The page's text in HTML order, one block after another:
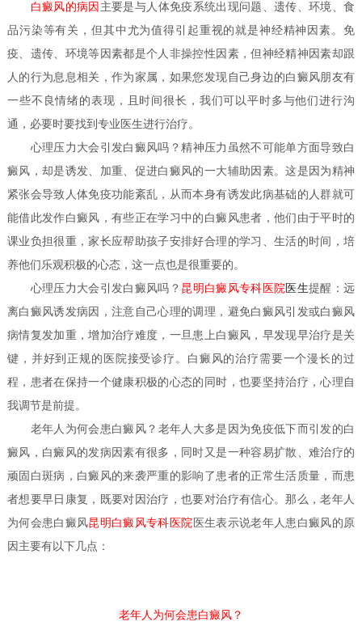
白癜风的病因 主要是与人体免疫系统出现问题、遗传、环境、食
品污染等有关，但其中尤为值得引起重视的就是神经精神因素。免
疫、遗传、环境等因素都是个人非操控性因素，但神经精神因素却跟
人的行为息息相关，作为家属，如果您发现自己身边的白癜风朋友有
一些不良情绪的表现，且时间很长，我们可以平时多与他们进行沟
通，必要时要找到专业医生进行治疗。
心理压力大会引发白癜风吗？精神压力虽然不可能单方面导致白
癜风，却是诱发、加重、促进白癜风的一大辅助因素。这是因为精神
紧张会导致人体免疫功能紊乱，从而本身有诱发此病基础的人群就可
能借此发作白癜风，有些正在学习中的白癜风患者，他们由于平时的
课业负担很重，家长应帮助孩子安排好合理的学习、生活的时间，培
养他们乐观积极的心态，这一点也是很重要的。
心理压力大会引发白癜风吗？ 昆明白癜风专科医院 医生提醒：远
离白癜风诱发病因，注意自己心理的调理，避免白癜风引发或白癜风
病情复发加重，增加治疗难度，一旦患上白癜风，早发现早治疗是关
键，并好到正规的医院接受诊疗。白癜风的治疗需要一个漫长的过
程，患者在保持一个健康积极的心态的同时，也要坚持治疗，心理自
我调节是前提。
老年人为何会患白癜风？ 老年人大多是因为免疫低下而引发的白
癜风，白癜风的发病因素有很多，同时又是一种容易扩散、难治疗的
顽固白斑病，白癜风的来袭严重的影响了患者的正常生活质量，而患
者想要早日康复，既要对因治疗，也要对治疗有信心。那么，老年人
为何会患白癜风昆明白癜风专科医院 医生表示说老年人患白癜风的原
因主要有以下几点：
老年人为何会患白癜风？